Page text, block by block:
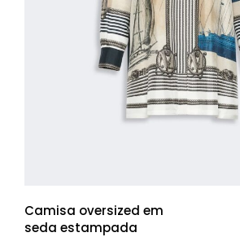
Camisa oversized em
seda estampada